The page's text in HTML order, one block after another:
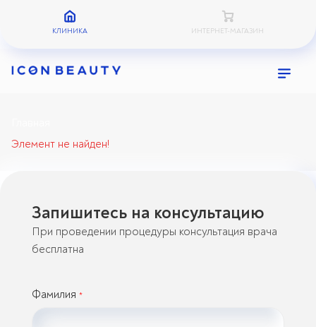
КЛИНИКА ИНТЕРНЕТ-МАГАЗИН
Элемент не найден!
Запишитесь на консультацию
При проведении процедуры консультация врача
бесплатна
Фамилия *